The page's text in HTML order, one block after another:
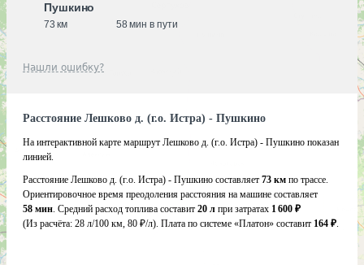
Пушкино
73 км 58 мин в пути
Нашли ошибку?
Расстояние Лешково д. (г.о. Истра) - Пушкино
На интерактивной карте маршрут Лешково д. (г.о. Истра) - Пушкино показан
линией.
Расстояние Лешково д. (г.о. Истра) - Пушкино составляет 73 км по трассе.
Ориентировочное время преодоления расстояния на машине составляет
58 мин. Средний расход топлива составит 20 л при затратах 1 600 ₽
(Из расчёта: 28 л/100 км, 80 ₽/л). Плата по системе «Платон» составит 164 ₽.